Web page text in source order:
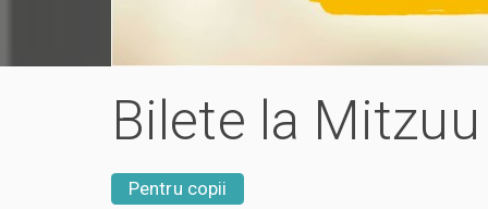
Bilete la
Pentru copii